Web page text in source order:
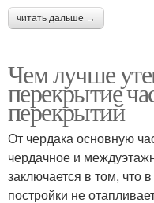
читать дальше →
Чем лучше
перекрытие
перекрытий
От чердака основную
чердачное и
заключается в том, что
постройки не